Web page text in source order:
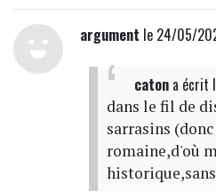
argument le 24/05/
catona écrit
dans le fil de
sarrasins
romaine,d'où